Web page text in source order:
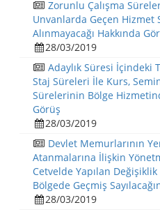
Zorunlu Çalışma
Unvanlarda Geçen Hizmet
Alınmayacağı Hakkında
28/03/2019
Adaylık Süresi İçindeki
Staj Süreleri İle Kurs,
Sürelerinin Bölge
Görüş
28/03/2019
Devlet Memurlarının
Atanmalarına İlişkin
Cetvelde Yapılan
Bölgede Geçmiş
28/03/2019